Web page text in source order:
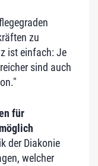
zu
ist einfach: Je
sind auch
für
der Diakonie
welcher